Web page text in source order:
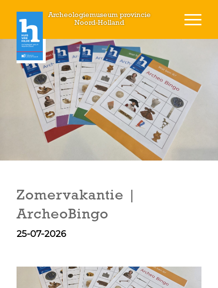
Archeologiemuseum provincie
Noord-Holland
Zomervakantie |
ArcheoBingo
25-07-2026